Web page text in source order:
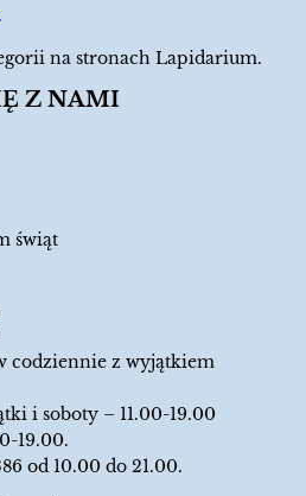
na stronach Lapidarium.
Z NAMI
świąt
codziennie z wyjątkiem
i soboty – 11.00-19.00
19.00.
od 10.00 do 21.00.